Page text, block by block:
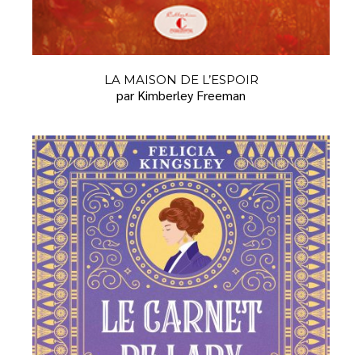
LA MAISON DE L’ESPOIR
par Kimberley Freeman